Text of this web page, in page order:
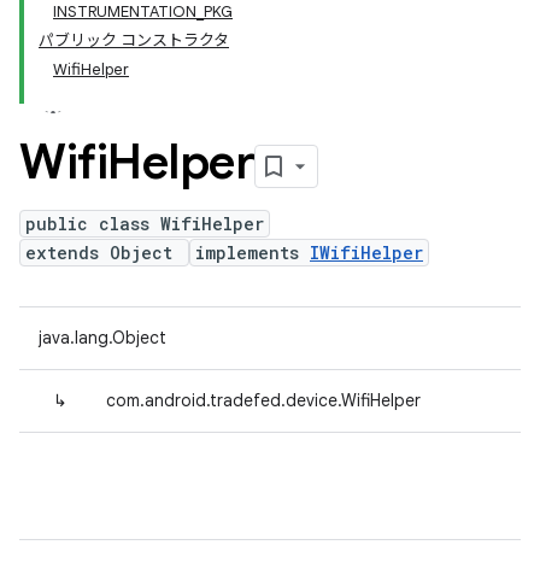
INSTRUMENTATION_PKG
パブリック コンストラクタ
WifiHelper
WifiHelper
public class WifiHelper
extends Object
implements IWifiHelper
java.lang.Object
↳ com.android.tradefed.device.WifiHelper